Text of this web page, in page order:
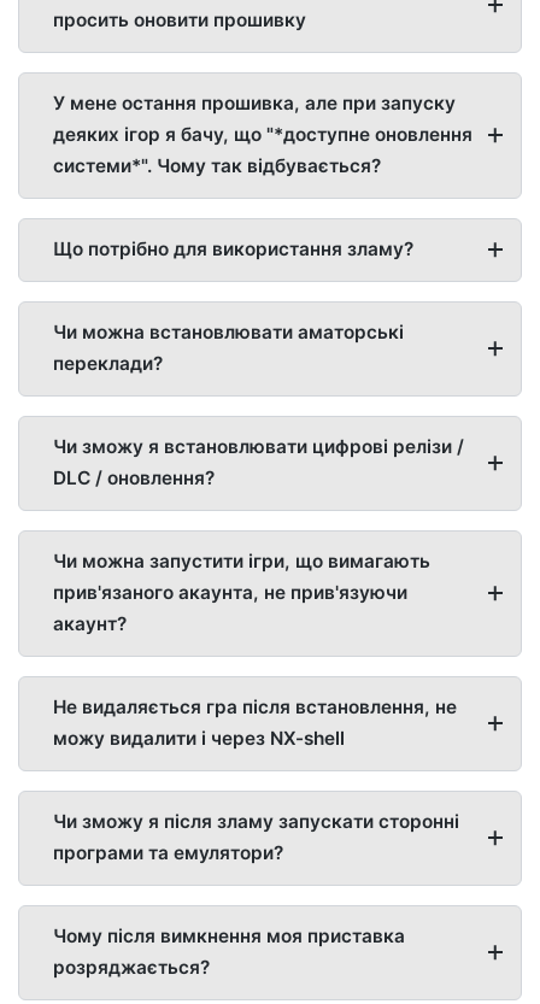
просить оновити прошивку
У мене остання прошивка, але при запуску
деяких ігор я бачу, що "*доступне оновлення
системи*". Чому так відбувається?
Що потрібно для використання зламу?
Чи можна встановлювати аматорські
переклади?
Чи зможу я встановлювати цифрові релізи /
DLC / оновлення?
Чи можна запустити ігри, що вимагають
прив'язаного акаунта, не прив'язуючи
акаунт?
Не видаляється гра після встановлення, не
можу видалити і через NX-shell
Чи зможу я після зламу запускати сторонні
програми та емулятори?
Чому після вимкнення моя приставка
розряджається?